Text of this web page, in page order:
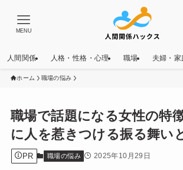
MENU
人間関係 人格・性格・心理 職場 夫婦・家
ホーム 職場の悩み
職場で話題になる女性の特
に人を惹きつける振る舞い
PR 職場の悩み 2025年10月29日